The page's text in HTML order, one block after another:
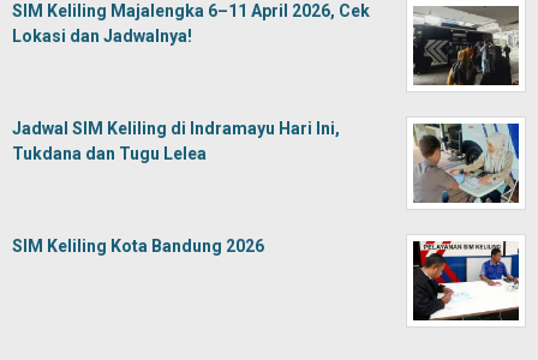
SIM Keliling Majalengka 6–11 April 2026, Cek
Lokasi dan Jadwalnya!
Jadwal SIM Keliling di Indramayu Hari Ini,
Tukdana dan Tugu Lelea
SIM Keliling Kota Bandung 2026